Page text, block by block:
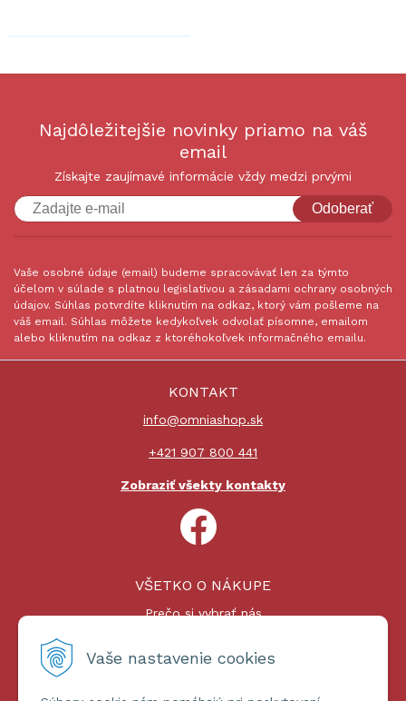
Vaše nastavenie cookies
Najdôležitejšie novinky priamo na váš
email
Získajte zaujímavé informácie vždy medzi prvými
Odoberať
Vaše osobné údaje (email) budeme spracovávať len za týmto
účelom v súlade s platnou legislatívou a zásadami ochrany osobných
údajov. Súhlas potvrdíte kliknutím na odkaz, ktorý vám pošleme na
váš email. Súhlas môžete kedykoľvek odvolať písomne, emailom
alebo kliknutím na odkaz z ktoréhokoľvek informačného emailu.
KONTAKT
info@omniashop.sk
+421 907 800 441
Zobraziť všekty kontakty
VŠETKO O NÁKUPE
Prečo si vybrať nás
Platby a doprava